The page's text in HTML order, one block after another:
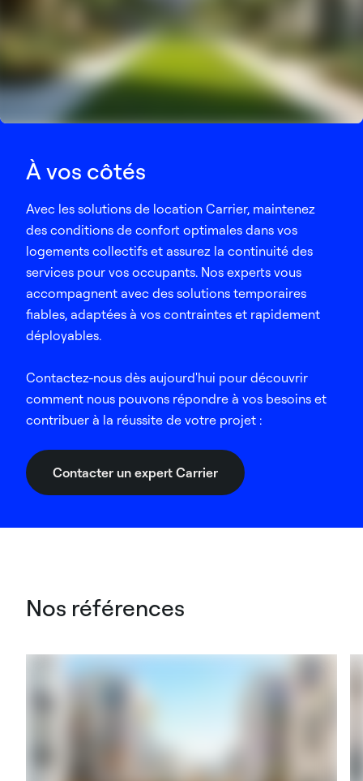
À vos côtés
Avec les solutions de location Carrier, maintenez
des conditions de confort optimales dans vos
logements collectifs et assurez la continuité des
services pour vos occupants. Nos experts vous
accompagnent avec des solutions temporaires
fiables, adaptées à vos contraintes et rapidement
déployables.
Contactez-nous dès aujourd'hui pour découvrir
comment nous pouvons répondre à vos besoins et
contribuer à la réussite de votre projet :
Contacter un expert Carrier
Nos références